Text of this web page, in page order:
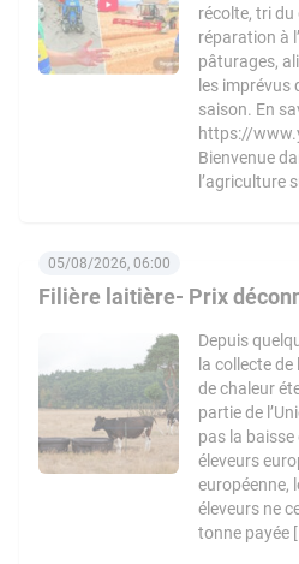
récolte, tri du
réparation à
pâturages,
les imprévus
saison. En
https://
Bienvenue
l’agriculture
Filière laitière- Prix
05/08/2026, 06:00
Depuis
la collecte
de chaleur
partie de
pas la
éleveurs
européenne,
éleveurs ne
tonne payée